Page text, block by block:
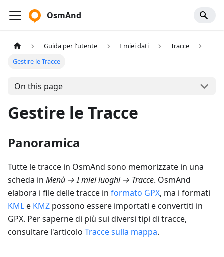
OsmAnd
Guida per l'utente I miei dati
Tracce
Gestire le Tracce
On this page
Gestire le Tracce
Panoramica
Tutte le tracce in OsmAnd sono memorizzate in una
scheda in Menù →I miei luoghi→ Tracce. OsmAnd
elabora i file delle tracce in formato GPX, ma i formati
KMLe KMZ possono essere importati e convertiti in
GPX. Per saperne di più sui diversi tipi di tracce,
consultare l'articolo Tracce sulla mappa.